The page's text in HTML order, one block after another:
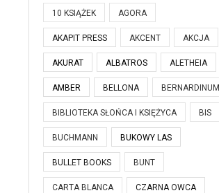
10 KSIĄŻEK AGORA
AKAPIT PRESS AKCENT AKCJA
AKURAT ALBATROS ALETHEIA
AMBER BELLONA BERNARDINUM
BIBLIOTEKA SŁOŃCA I KSIĘŻYCA BIS
BUCHMANN BUKOWY LAS
BULLET BOOKS BUNT
CARTA BLANCA CZARNA OWCA